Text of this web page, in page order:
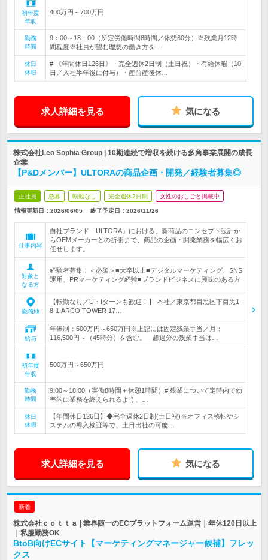
初年度
年収
400万円～700万円
勤務
時間
9：00～18：00（所定労働時間8時間／休憩60分）※残業月12時
間程度※社員が望む理想の働き方を…
休日
休暇
# 《年間休日126日》・完全週休2日制（土日祝）・有給休暇（10
日／入社半年後に付与）・産前産後休…
求人詳細を見る 気になる
株式会社Leo Sophia Group | 10期連続で増収を続ける多角事業展開の成長
企業
【P&Dメンバー】ULTORAの商品企画・開発／経験者募集◎
正社員 急募 転勤なし 完全週休2日制 女性のおしごと掲載中
情報更新日：2026/06/05 終了予定日： 2026/11/26
仕事内容
自社ブランド「ULTORA」における、新商品のコンセプト設計か
らOEMメーカーとの折衝まで、商品の企画・開発業務を幅広くお
任せします。
対象と
なる方
経験者募集！＜必須＞■大卒以上■デジタルマーケティング、SNS
運用、PRマーケティング経験■ブランドビジネスに興味のある方
勤務地
【転勤なし／U・Iターンも歓迎！】 本社／東京都目黒区下目黒1-
8-1 ARCO TOWER 17…
給与
年俸制：500万円～650万円※上記には固定残業手当／月：
116,500円～（45時分）を含む。 超過分の残業手当は…
初年度
年収
500万円～650万円
勤務
時間
9:00～18:00（実働8時間＋休憩1時間）# 残業について定時内で効
率的に業務を終えられるよう、…
休日
休暇
【年間休日126日】◆完全週休2日制(土日祝)※オフィス移転やシ
ステムの導入検証等で、土日出社の可能…
求人詳細を見る 気になる
新着
株式会社ｃｏｔｔａ | 業界随一のECプラットフォーム運営｜年休120日以上
｜私服勤務OK
BtoB向けECサイト【マーケティングマネージャー候補】フレッ
クス